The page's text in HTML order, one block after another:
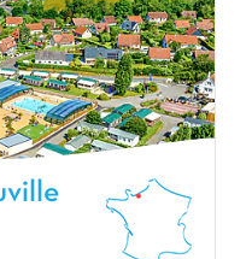
Normandie